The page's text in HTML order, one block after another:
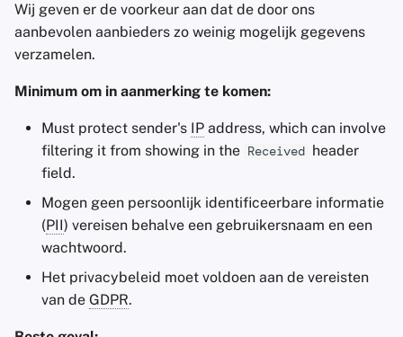
Wij geven er de voorkeur aan dat de door ons
aanbevolen aanbieders zo weinig mogelijk gegevens
verzamelen.
Minimum om in aanmerking te komen:
Must protect sender's IP address, which can involve
filtering it from showing in the Received header
field.
Mogen geen persoonlijk identificeerbare informatie
(PII) vereisen behalve een gebruikersnaam en een
wachtwoord.
Het privacybeleid moet voldoen aan de vereisten
van de GDPR.